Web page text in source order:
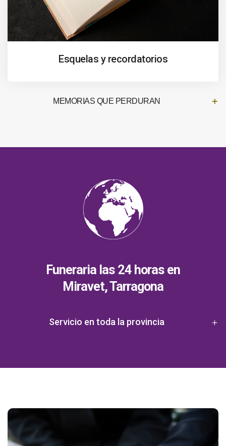
Esquelas y recordatorios
MEMORIAS QUE PERDURAN
Funeraria las 24 horas en
Miravet, Tarragona
Servicio en toda la provincia